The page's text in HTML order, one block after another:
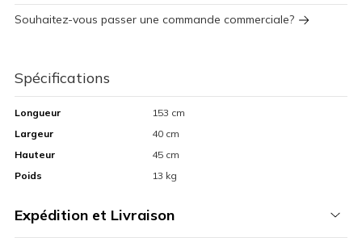
Souhaitez-vous passer une commande commerciale?
Spécifications
Longueur
153 cm
Largeur
40 cm
Hauteur
45 cm
Poids
13 kg
Expédition et Livraison